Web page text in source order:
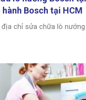
Bosch tại HCM
chỉ sửa chữa lò